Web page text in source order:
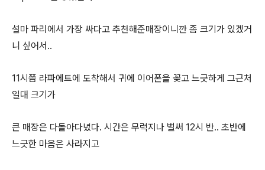
설마 파리에서 가장 싸다고 추천해준매장이니깐 좀 크기가 있겠거
니 싶어서..
11시쯤 라파에트에 도착해서 귀에 이어폰을 꽂고 느긋하게 그근처
일대 크기가
큰 매장은 다돌아다녔다. 시간은 무럭지나 벌써 12시 반.. 초반에
느긋한 마음은 사라지고